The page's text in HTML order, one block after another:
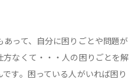
って、自分に困りごとや問題が
なくて・・・人の困りごとを解
す。困っている人がいれば困り